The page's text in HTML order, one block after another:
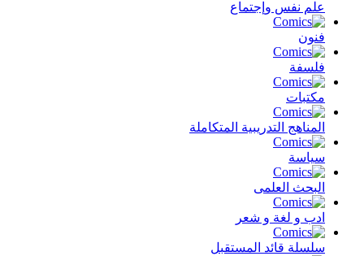
علم نفس وإجتماع
فنون
فلسفة
مكتبات
المناهج التدريبية المتكاملة
سياسة
البحث العلمى
ادب و لغة و شعر
سلسلة قائد المستقبل